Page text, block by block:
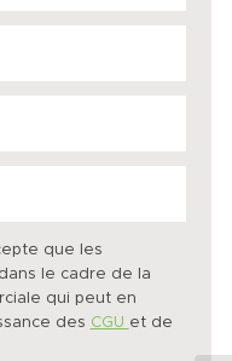
que les
le cadre de la
qui peut en
des CGU et de